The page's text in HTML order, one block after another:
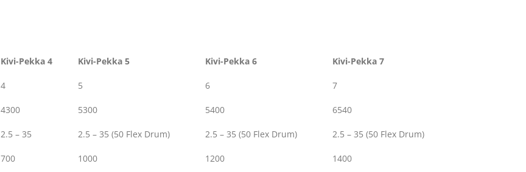
Kivi-Pekka 4 Kivi-Pekka 5 Kivi-Pekka 6 Kivi-Pekka 7
4 5 6 7
4300 5300 5400 6540
2.5 – 35 2.5 – 35 (50 Flex Drum) 2.5 – 35 (50 Flex Drum) 2.5 – 35 (50 Flex Drum)
700 1000 1200 1400